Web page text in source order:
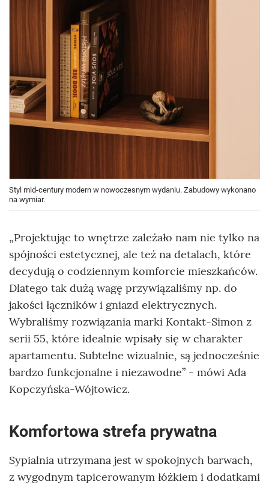
Styl mid-century modern w nowoczesnym wydaniu. Zabudowy wykonano
na wymiar.
„Projektując to wnętrze zależało nam nie tylko na
spójności estetycznej, ale też na detalach, które
decydują o codziennym komforcie mieszkańców.
Dlatego tak dużą wagę przywiązaliśmy np. do
jakości łączników i gniazd elektrycznych.
Wybraliśmy rozwiązania marki Kontakt-Simon z
serii 55, które idealnie wpisały się w charakter
apartamentu. Subtelne wizualnie, są jednocześnie
bardzo funkcjonalne i niezawodne” - mówi Ada
Kopczyńska-Wójtowicz.
Komfortowa strefa prywatna
Sypialnia utrzymana jest w spokojnych barwach,
z wygodnym tapicerowanym łóżkiem i dodatkami